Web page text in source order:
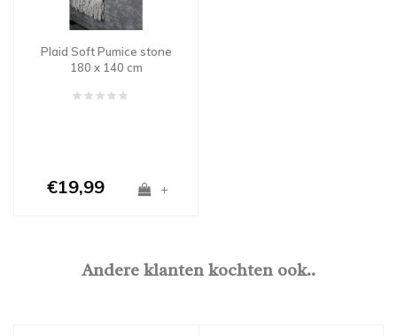
Plaid Soft Pumice stone
180 x 140 cm
€19,99 +
Andere klanten kochten ook..